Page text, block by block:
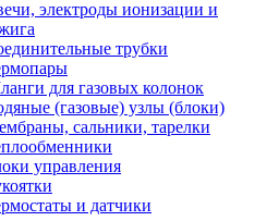
электроды ионизации и
трубки
для газовых колонок
(газовые) узлы (блоки)
сальники, тарелки
управления
и датчики